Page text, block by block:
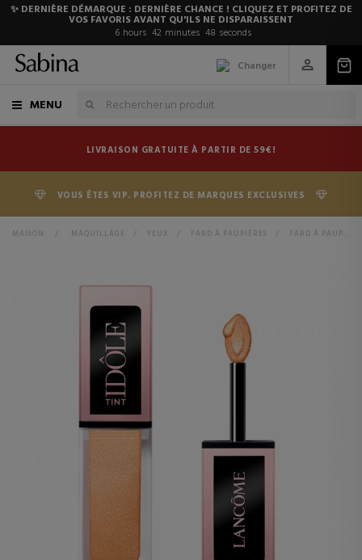
✨ DERNIÈRE DÉMARQUE : DERNIÈRE CHANCE ! CLIQUEZ ET PROFITEZ DE
VOS FAVORIS AVANT QU'ILS NE DISPARAISSENT
6 hours 42 minutes 47 seconds
Changer
MENU
LIVRAISON GRATUITE À PARTIR DE 59€!
VOUS ÊTES VIP. PROFITEZ DE MARQUES EXCLUSIVES
MAISON > MAQUILLAGE > YEUX > FARD À PAUPIÈRES > FARD À PAUPIÈRES LIQUIDE TEINTE IDÔLE